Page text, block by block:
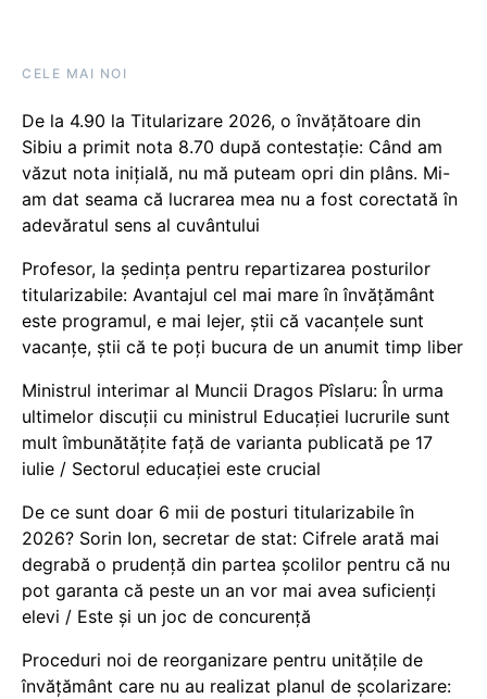
CELE MAI NOI
De la 4.90 la Titularizare 2026, o învățătoare din
Sibiu a primit nota 8.70 după contestație: Când am
văzut nota inițială, nu mă puteam opri din plâns. Mi-
am dat seama că lucrarea mea nu a fost corectată în
adevăratul sens al cuvântului
Profesor, la ședința pentru repartizarea posturilor
titularizabile: Avantajul cel mai mare în învățământ
este programul, e mai lejer, știi că vacanțele sunt
vacanţe, știi că te poți bucura de un anumit timp liber
Ministrul interimar al Muncii Dragos Pîslaru: În urma
ultimelor discuții cu ministrul Educației lucrurile sunt
mult îmbunătățite față de varianta publicată pe 17
iulie / Sectorul educației este crucial
De ce sunt doar 6 mii de posturi titularizabile în
2026? Sorin Ion, secretar de stat: Cifrele arată mai
degrabă o prudență din partea școlilor pentru că nu
pot garanta că peste un an vor mai avea suficienți
elevi / Este și un joc de concurență
Proceduri noi de reorganizare pentru unitățile de
învățământ care nu au realizat planul de școlarizare: